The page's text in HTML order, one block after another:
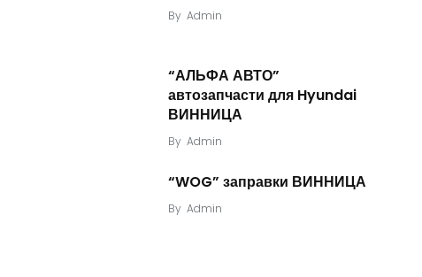
By Admin
“АЛЬФА АВТО”
автозапчасти для Hyundai
ВИННИЦА
By Admin
“WOG” заправки ВИННИЦА
By Admin